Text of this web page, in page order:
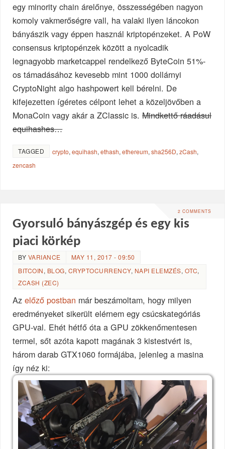
egy minority chain árelőnye, összességében nagyon
komoly vakmerőségre vall, ha valaki ilyen láncokon
bányászik vagy éppen használ kriptopénzeket. A PoW
consensus kriptopénzek között a nyolcadik
legnagyobb marketcappel rendelkező ByteCoin 51%-
os támadásához kevesebb mint 1000 dollárnyi
CryptoNight algo hashpowert kell bérelni. De
kifejezetten ígéretes célpont lehet a közeljövőben a
MonaCoin vagy akár a ZClassic is.Mindkettő ráadásul
equihashes…
TAGGED crypto,equihash,ethash,ethereum,sha256D,zCash,
zencash
2 COMMENTS
Gyorsuló bányászgép és egy kis
piaci körkép
BY VARIANCE
MAY 11, 2017 - 09:50
BITCOIN, BLOG, CRYPTOCURRENCY, NAPI ELEMZÉS, OTC,
ZCASH (ZEC)
Azelőző postban már beszámoltam, hogy milyen
eredményeket sikerült elérnem egy csúcskategóriás
GPU-val. Ehét hétfő óta a GPU zökkenőmentesen
termel, sőt azóta kapott magának 3 kistestvért is,
három darab GTX1060 formájába, jelenleg a masina
így néz ki: